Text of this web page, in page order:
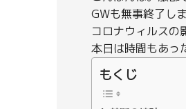
GWも無事終了し
コロナウィルスの
本日は時間もあっ
もくじ